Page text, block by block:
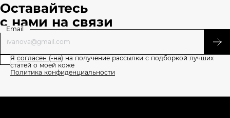
Оставайтесь
с нами на связи
Email
Я согласен (-на) на получение рассылки с подборкой лучших
статей о моей коже
Политика конфиденциальности